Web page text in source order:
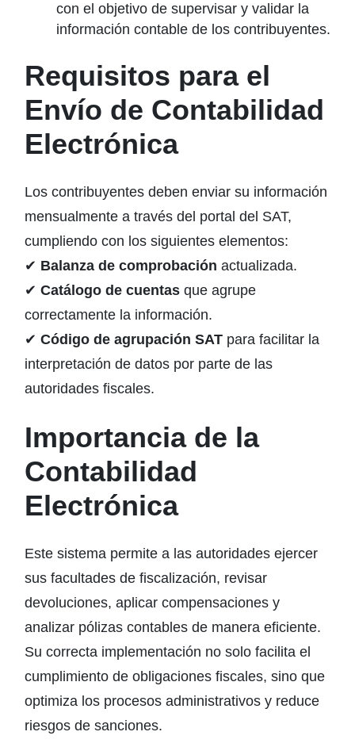
con el objetivo de supervisar y validar la
información contable de los contribuyentes.
Requisitos para el
Envío de Contabilidad
Electrónica
Los contribuyentes deben enviar su información
mensualmente a través del portal del SAT,
cumpliendo con los siguientes elementos:
✔ Balanza de comprobación actualizada.
✔ Catálogo de cuentas que agrupe
correctamente la información.
✔ Código de agrupación SAT para facilitar la
interpretación de datos por parte de las
autoridades fiscales.
Importancia de la
Contabilidad
Electrónica
Este sistema permite a las autoridades ejercer
sus facultades de fiscalización, revisar
devoluciones, aplicar compensaciones y
analizar pólizas contables de manera eficiente.
Su correcta implementación no solo facilita el
cumplimiento de obligaciones fiscales, sino que
optimiza los procesos administrativos y reduce
riesgos de sanciones.